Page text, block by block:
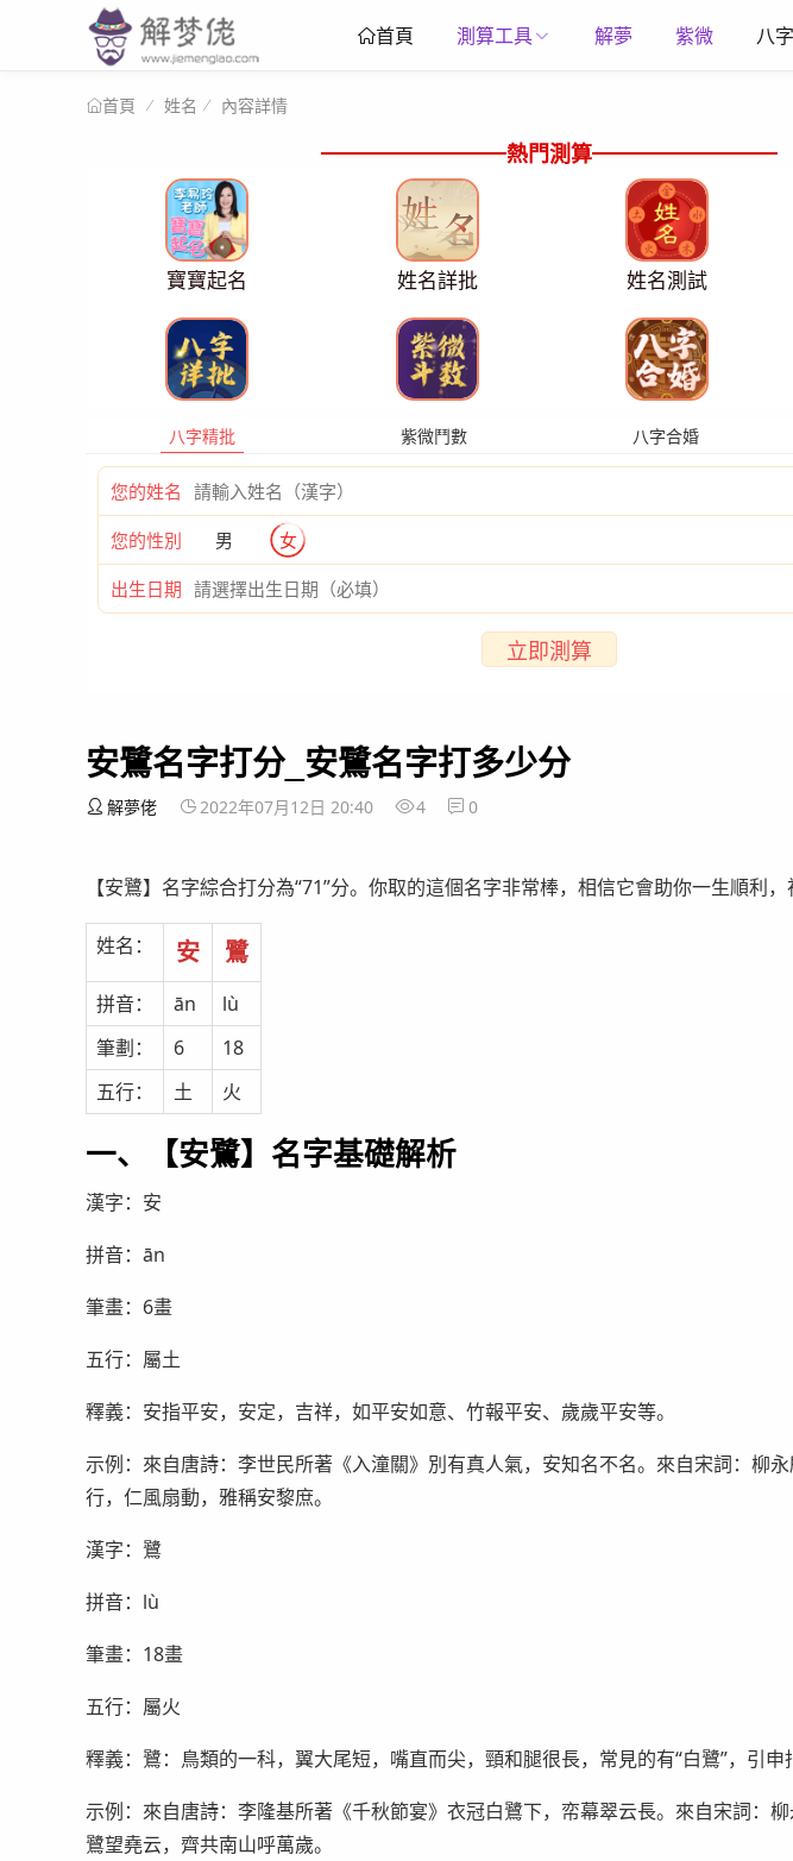
首頁 測算工具 解夢 紫微 八字
首頁 姓名 內容詳情
熱門測算
寶寶起名 姓名詳批 姓名測試
八字精批 紫微鬥數 八字合婚
您的姓名
您的性別 男 女
出生日期
立即測算
安鷺名字打分_安鷺名字打多少分
解夢佬 2022年07月12日 20:40 4 0
【安鷺】名字綜合打分為“71”分。你取的這個名字非常棒，相信它會助你一生順利，
姓名： 安 鷺
拼音： ān
lù
筆劃：
6
18
五行：
土 火
一、【安鷺】名字基礎解析
漢字：安
拼音：ān
筆畫：6畫
五行：屬土
釋義：安指平安，安定，吉祥，如平安如意、竹報平安、歲歲平安等。
示例：來自唐詩：李世民所著《入潼關》別有真人氣，安知名不名。來自宋詞：柳
行，仁風扇動，雅稱安黎庶。
漢字：鷺
拼音：lù
筆畫：18畫
五行：屬火
釋義：鷺：鳥類的一科，翼大尾短，嘴直而尖，頸和腿很長，常見的有“白鷺”，引申
示例：來自唐詩：李隆基所著《千秋節宴》衣冠白鷺下，帟幕翠云長。來自宋詞：
鷺望堯云，齊共南山呼萬歲。